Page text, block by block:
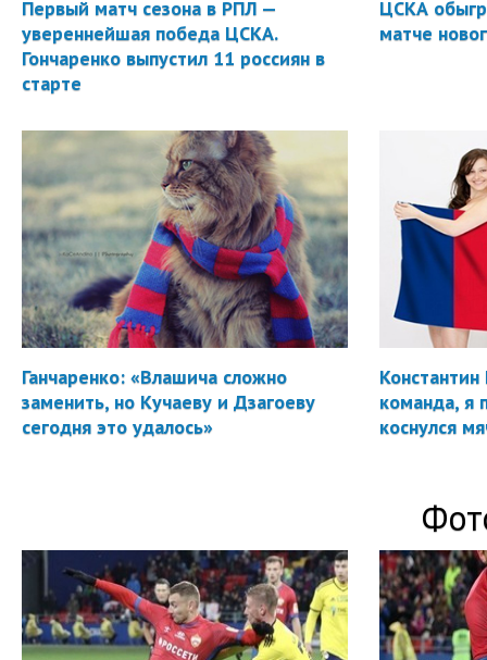
Первый матч сезона в РПЛ —
увереннейшая победа ЦСКА.
Гончаренко выпустил 11 россиян в
старте
ЦСКА
матче
Ганчаренко: «Влашича сложно
заменить, но Кучаеву и Дзагоеву
сегодня это удалось»
Константин
команда, я
коснулся